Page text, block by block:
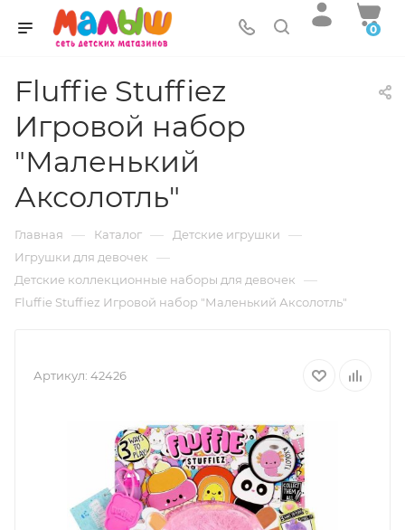
0
Fluffie Stuffiez
Игровой набор
"Маленький
Аксолотль"
Главная — Каталог — Детские игрушки —
Игрушки для девочек —
Детские коллекционные наборы для девочек —
Fluffie Stuffiez Игровой набор "Маленький Аксолотль"
Артикул: 42426